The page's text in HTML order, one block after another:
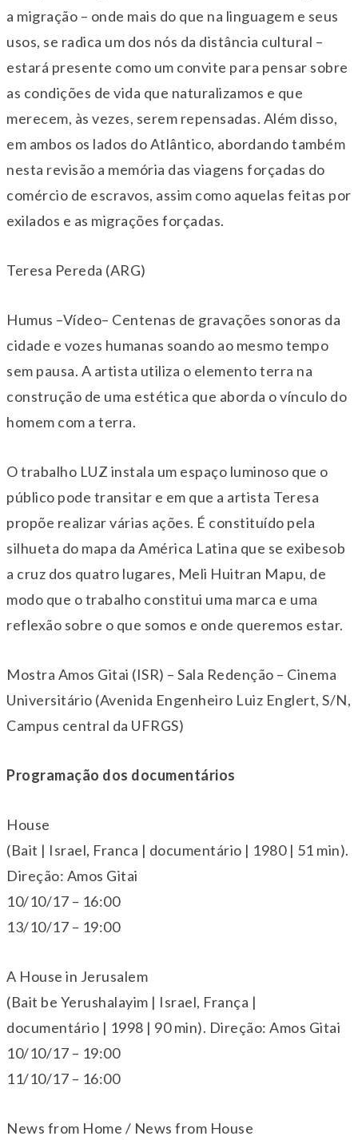
a migração – onde mais do que na linguagem e seus
usos, se radica um dos nós da distância cultural –
estará presente como um convite para pensar sobre
as condições de vida que naturalizamos e que
merecem, às vezes, serem repensadas. Além disso,
em ambos os lados do Atlântico, abordando também
nesta revisão a memória das viagens forçadas do
comércio de escravos, assim como aquelas feitas por
exilados e as migrações forçadas.
Teresa Pereda (ARG)
Humus –Vídeo– Centenas de gravações sonoras da
cidade e vozes humanas soando ao mesmo tempo
sem pausa. A artista utiliza o elemento terra na
construção de uma estética que aborda o vínculo do
homem com a terra.
O trabalho LUZ instala um espaço luminoso que o
público pode transitar e em que a artista Teresa
propõe realizar várias ações. É constituído pela
silhueta do mapa da América Latina que se exibesob
a cruz dos quatro lugares, Meli Huitran Mapu, de
modo que o trabalho constitui uma marca e uma
reflexão sobre o que somos e onde queremos estar.
Mostra Amos Gitai (ISR) – Sala Redenção – Cinema
Universitário (Avenida Engenheiro Luiz Englert, S/N,
Campus central da UFRGS)
Programação dos documentários
House
(Bait | Israel, Franca | documentário | 1980 | 51 min).
Direção: Amos Gitai
10/10/17 – 16:00
13/10/17 – 19:00
A House in Jerusalem
(Bait be Yerushalayim | Israel, França |
documentário | 1998 | 90 min). Direção: Amos Gitai
10/10/17 – 19:00
11/10/17 – 16:00
News from Home / News from House